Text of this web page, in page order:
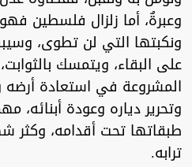
وعبرةٌ، أما زلزال فلسطين
ونكبتها التي لن تطوى،
على البقاء، ويتمسك
المشروعة في استعادة أرضه
وتحرير دياره وعودة أبنائه،
طبقاتها تحت أقدامه، وكثر
ترابه.